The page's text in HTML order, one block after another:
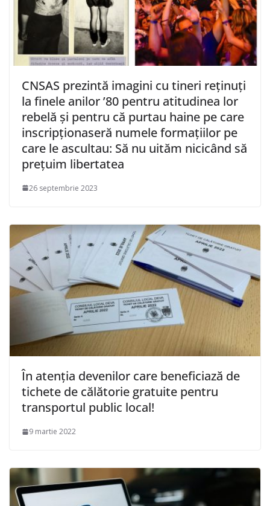
CNSAS prezintă imagini cu tineri reţinuţi
la finele anilor ’80 pentru atitudinea lor
rebelă şi pentru că purtau haine pe care
inscripţionaseră numele formaţiilor pe
care le ascultau: Să nu uităm nicicând să
preţuim libertatea
26 septembrie 2023
În atenţia devenilor care beneficiază de
tichete de călătorie gratuite pentru
transportul public local!
9 martie 2022